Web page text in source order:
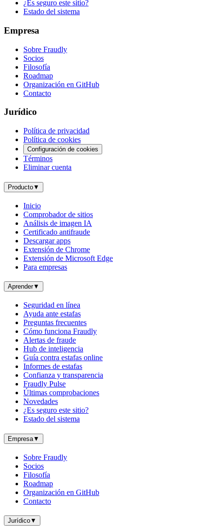
¿Es seguro este sitio?
Estado del sistema
Empresa
Sobre Fraudly
Socios
Filosofía
Roadmap
Organización en GitHub
Contacto
Jurídico
Política de privacidad
Política de cookies
Configuración de cookies
Términos
Eliminar cuenta
Producto▼
Inicio
Comprobador de sitios
Análisis de imagen IA
Certificado antifraude
Descargar apps
Extensión de Chrome
Extensión de Microsoft Edge
Para empresas
Aprender▼
Seguridad en línea
Ayuda ante estafas
Preguntas frecuentes
Cómo funciona Fraudly
Alertas de fraude
Hub de inteligencia
Guía contra estafas online
Informes de estafas
Confianza y transparencia
Fraudly Pulse
Últimas comprobaciones
Novedades
¿Es seguro este sitio?
Estado del sistema
Empresa▼
Sobre Fraudly
Socios
Filosofía
Roadmap
Organización en GitHub
Contacto
Jurídico▼